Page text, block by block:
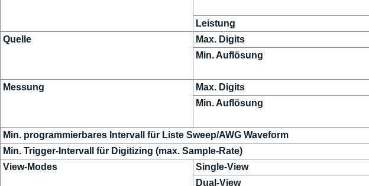
Leistung
Quelle
Max. Digits
Min. Auflösung
Messung
Max. Digits
Min. Auflösung
Min. programmierbares Intervall für Liste Sweep/AWG Waveform
Min. Trigger-Intervall für Digitizing (max. Sample-Rate)
View-Modes
Single-View
Dual-View